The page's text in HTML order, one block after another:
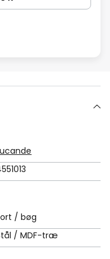
sort / bøg
Stål / MDF-træ